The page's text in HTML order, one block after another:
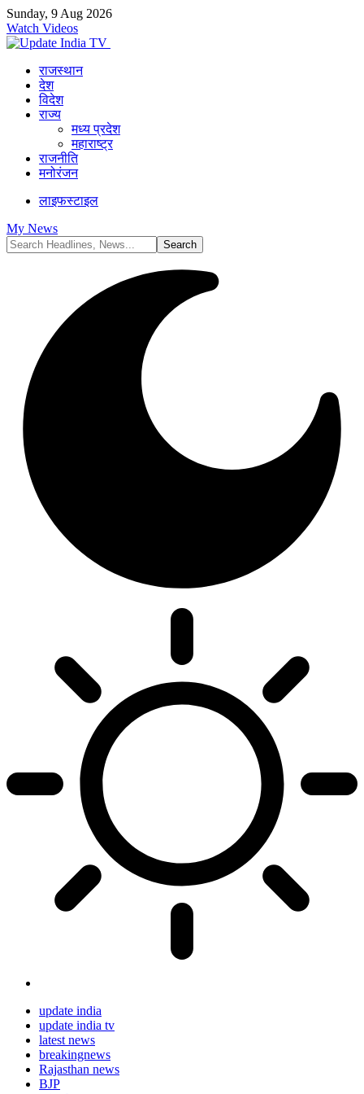
Sunday, 9 Aug 2026
Watch Videos
राजस्थान
देश
विदेश
राज्य
मध्य प्रदेश
महाराष्ट्र
राजनीति
मनोरंजन
लाइफस्टाइल
My News
update india
update india tv
latest news
breakingnews
Rajasthan news
BJP